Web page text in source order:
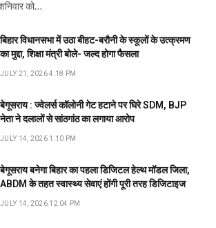
को…
बिहार विधानसभा में उठा बीहट-बरौनी के स्कूलों के उत्क्रमण
का मुद्दा, शिक्षा मंत्री बोले- जल्द होगा फैसला
JULY 21, 2026 4:18 PM
बेगूसराय : ज्वेलर्स कॉलोनी गेट हटाने पर घिरे SDM, BJP
नेता ने दलालों से सांठगांठ का लगाया आरोप
JULY 14, 2026 1:10 PM
बेगूसराय बनेगा बिहार का पहला डिजिटल हेल्थ मॉडल जिला,
ABDM के तहत स्वास्थ्य सेवाएं होंगी पूरी तरह डिजिटाइज
JULY 14, 2026 12:04 PM